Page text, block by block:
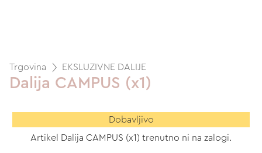
Trgovina EKSLUZIVNE DALIJE
Dalija CAMPUS (x1)
Dobavljivo
Artikel Dalija CAMPUS (x1) trenutno ni na zalogi.